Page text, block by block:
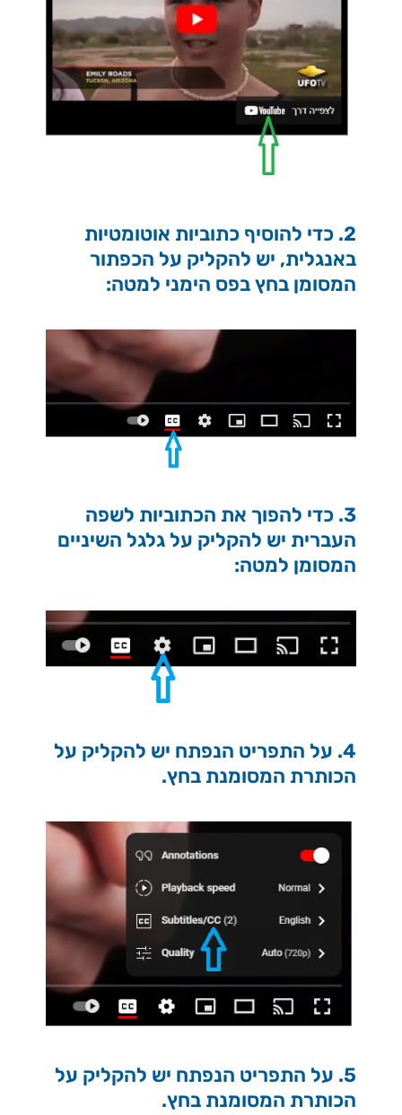
2. כדי להוסיף כתוביות אוטומטיות
באנגלית, יש להקליק על הכפתור
המסומן בחץ בפס הימני למטה:
3. כדי להפוך את הכתוביות לשפה
העברית יש להקליק על גלגל השיניים
המסומן למטה:
4. על התפריט הנפתח יש להקליק על
הכותרת המסומנת בחץ.
5. על התפריט הנפתח יש להקליק על
הכותרת המסומנת בחץ.